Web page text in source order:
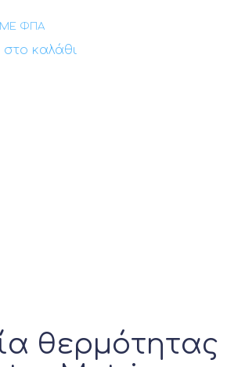
ΜΕ ΦΠΑ
στο καλάθι
θερμότητας